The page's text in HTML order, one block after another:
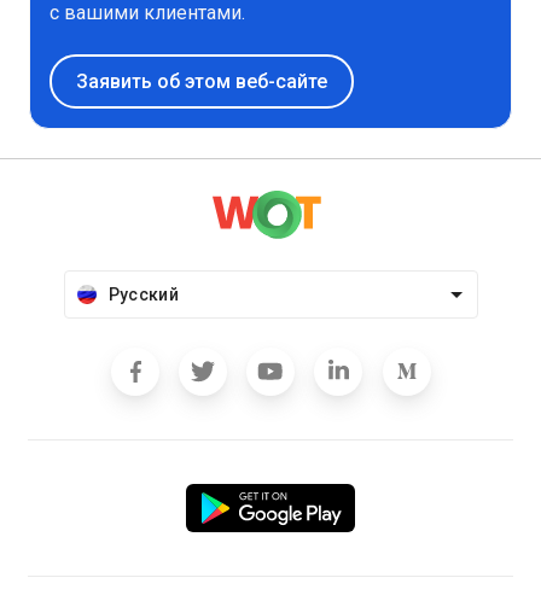
с вашими клиентами.
Заявить об этом веб-сайте
Русский